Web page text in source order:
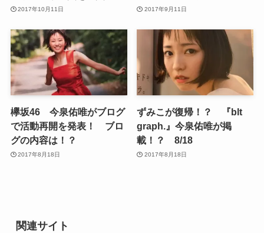
2017年10月11日 2017年9月11日
欅坂46 今泉佑唯がブログ
で活動再開を発表！ ブロ
グの内容は！？
2017年8月18日
ずみこが復帰！？ 『blt
graph.』今泉佑唯が掲
載！？ 8/18
2017年8月18日
関連サイト